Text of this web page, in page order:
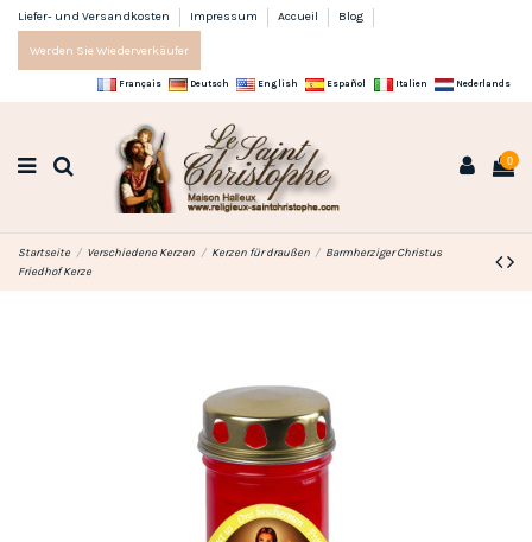
Liefer- und Versandkosten Impressum Accueil Blog
Werden Sie Wiederverkäufer
Français Deutsch English Español Italien Nederlands
0
Startseite Verschiedene Kerzen Kerzen für draußen
Barmherziger Christus
Friedhof Kerze